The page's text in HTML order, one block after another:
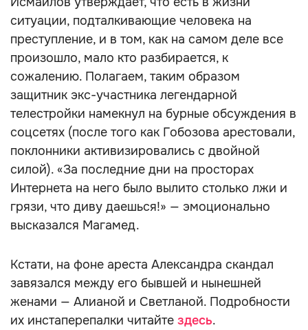
ситуации, подталкивающие человека на
преступление, и в том, как на самом деле все
произошло, мало кто разбирается, к
сожалению. Полагаем, таким образом
защитник экс-участника легендарной
телестройки намекнул на бурные обсуждения в
соцсетях (после того как Гобозова арестовали,
поклонники активизировались с двойной
силой). «За последние дни на просторах
Интернета на него было вылито столько лжи и
грязи, что диву даешься!» — эмоционально
высказался Магамед.
Кстати, на фоне ареста Александра скандал
завязался между его бывшей и нынешней
женами — Алианой и Светланой. Подробности
их инстаперепалки читайте здесь.